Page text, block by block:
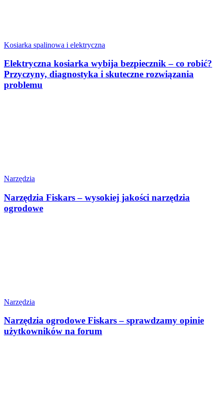
Kosiarka spalinowa i elektryczna
Elektryczna kosiarka wybija bezpiecznik – co robić?
Przyczyny, diagnostyka i skuteczne rozwiązania
problemu
Narzędzia
Narzędzia Fiskars – wysokiej jakości narzędzia
ogrodowe
Narzędzia
Narzędzia ogrodowe Fiskars – sprawdzamy opinie
użytkowników na forum